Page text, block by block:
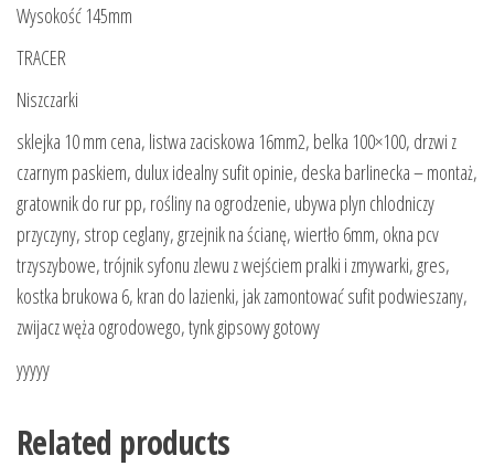
Wysokość 145mm
TRACER
Niszczarki
sklejka 10 mm cena, listwa zaciskowa 16mm2, belka 100×100, drzwi z
czarnym paskiem, dulux idealny sufit opinie, deska barlinecka – montaż,
gratownik do rur pp, rośliny na ogrodzenie, ubywa plyn chlodniczy
przyczyny, strop ceglany, grzejnik na ścianę, wiertło 6mm, okna pcv
trzyszybowe, trójnik syfonu zlewu z wejściem pralki i zmywarki, gres,
kostka brukowa 6, kran do lazienki, jak zamontować sufit podwieszany,
zwijacz węża ogrodowego, tynk gipsowy gotowy
yyyyy
Related products